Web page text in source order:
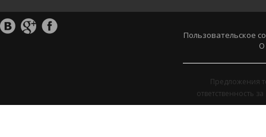
Пользовательское
О
Предложения
ответственность